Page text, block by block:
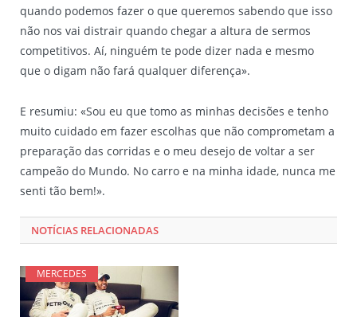
quando podemos fazer o que queremos sabendo que isso
não nos vai distrair quando chegar a altura de sermos
competitivos. Aí, ninguém te pode dizer nada e mesmo
que o digam não fará qualquer diferença».
E resumiu: «Sou eu que tomo as minhas decisões e tenho
muito cuidado em fazer escolhas que não comprometam a
preparação das corridas e o meu desejo de voltar a ser
campeão do Mundo. No carro e na minha idade, nunca me
senti tão bem!».
NOTÍCIAS RELACIONADAS
MERCEDES